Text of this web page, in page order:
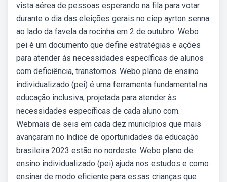
vista aérea de pessoas esperando na fila para votar
durante o dia das eleições gerais no ciep ayrton senna
ao lado da favela da rocinha em 2 de outubro. Webo
pei é um documento que define estratégias e ações
para atender às necessidades específicas de alunos
com deficiência, transtornos. Webo plano de ensino
individualizado (pei) é uma ferramenta fundamental na
educação inclusiva, projetada para atender às
necessidades específicas de cada aluno com.
Webmais de seis em cada dez municípios que mais
avançaram no índice de oportunidades da educação
brasileira 2023 estão no nordeste. Webo plano de
ensino individualizado (pei) ajuda nos estudos e como
ensinar de modo eficiente para essas crianças que